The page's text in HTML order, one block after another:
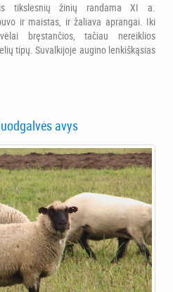
tikslesnių žinių randama XI a.
ir maistas, ir žaliava aprangai. Iki
bręstančios, tačiau nereiklios
tipų. Suvalkijoje augino lenkiškąsias
avys